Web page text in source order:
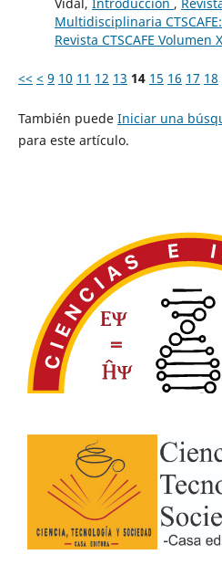
Vidal, Introducción ,
Multidisciplinaria
Revista CTSCAFE Volumen
<< < 9 10 11 12 13 14 15 16 17 18
También puede Iniciar una
para este artículo.